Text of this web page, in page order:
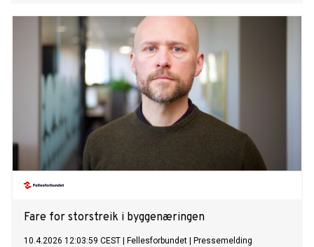
Fare for storstreik i byggenæringen
10.4.2026 12:03:59 CEST Fellesforbundet Pressemelding